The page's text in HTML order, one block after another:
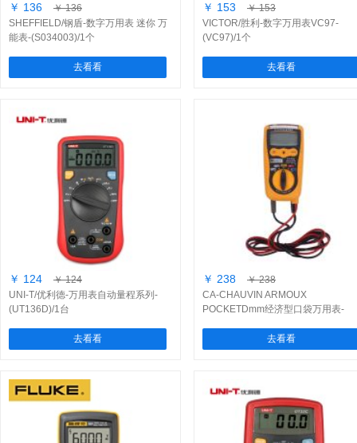
￥ 136
￥ 136
SHEFFIELD/钢盾-数字万用表 迷你 万
能表-(S034003)/1个
去看看
￥ 153
￥ 153
VICTOR/胜利-数字万用表VC97-
(VC97)/1个
去看看
￥ 124
￥ 124
UNI-T/优利德-万用表自动量程系列-
(UT136D)/1台
去看看
￥ 238
￥ 238
CA-CHAUVIN ARMOUX
POCKETDmm经济型口袋万用表-
去看看